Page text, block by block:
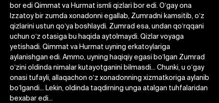
bor edi Qimmat va Hurmat ismli qizlari bor edi. Oʼgay ona
Izzatoy bir zumda xonadonni egallab, Zumradni kamsitib, oʼz
qizlarini ustun qoʼya boshlaydi. Zumrad esa, undan qoʼrqqani
uchun oʼz otasiga bu haqida aytolmaydi. Qizlar voyaga
yetishadi. Qimmat va Hurmat uyning erkatoylariga
aylanishgan edi. Аmmo, uyning haqiqiy egasi boʼlgan Zumrad
oʼzini oldinda nimalar kutayotganini bilmasdi... Chunki, u oʼgay
onasi tufayli, allaqachon oʼz xonadonning xizmatkoriga aylanib
boʼlgandi... Lekin, oldinda taqdirning unga atalgan tuhfalaridan
bexabar edi...